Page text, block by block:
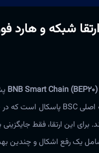
BNB Smart Chain (BEP20)